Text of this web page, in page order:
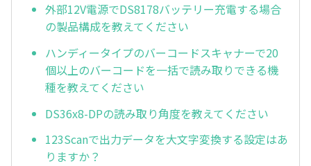
外部12V電源でDS8178バッテリー充電する場合
の製品構成を教えてください
ハンディータイプのバーコードスキャナーで20
個以上のバーコードを一括で読み取りできる機
種を教えてください
DS36x8-DPの読み取り角度を教えてください
123Scanで出力データを大文字変換する設定はあ
りますか？